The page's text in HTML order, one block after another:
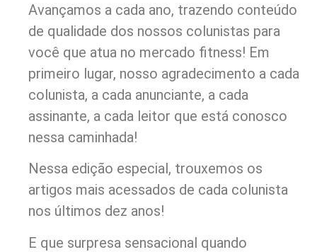
Avançamos a cada ano, trazendo conteúdo
de qualidade dos nossos colunistas para
você que atua no mercado fitness! Em
primeiro lugar, nosso agradecimento a cada
colunista, a cada anunciante, a cada
assinante, a cada leitor que está conosco
nessa caminhada!
Nessa edição especial, trouxemos os
artigos mais acessados de cada colunista
nos últimos dez anos!
E que surpresa sensacional quando